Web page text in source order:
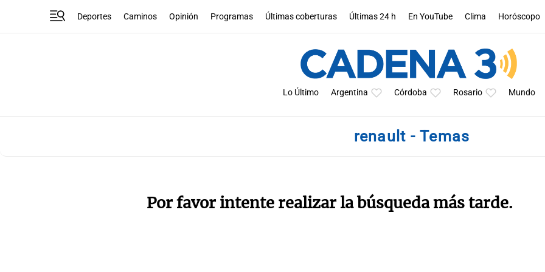
Deportes Caminos Opinión Programas Últimas coberturas Últimas 24 h En YouTube Clima Horóscopo
Lo Último Argentina Córdoba Rosario Mundo
renault - Temas
Por favor intente realizar la búsqueda más tarde.